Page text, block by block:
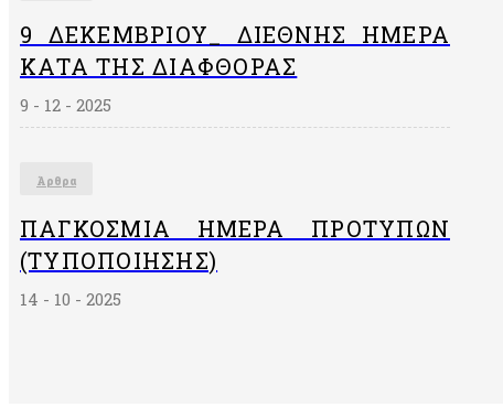
9 ΔΕΚΕΜΒΡΙΟΥ_ ΔΙΕΘΝΗΣ ΗΜΕΡΑ
ΚΑΤΑ ΤΗΣ ΔΙΑΦΘΟΡΑΣ
9 - 12 - 2025
Άρθρα
ΠΑΓΚΌΣΜΙΑ ΗΜΈΡΑ ΠΡΟΤΎΠΩΝ
(ΤΥΠΟΠΟΊΗΣΗΣ)
14 - 10 - 2025